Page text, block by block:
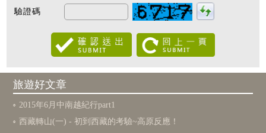
驗證碼
旅遊好文章
2015年6月中南越紀行part1
西藏轉山(一) - 初到西藏的考驗~高原反應！